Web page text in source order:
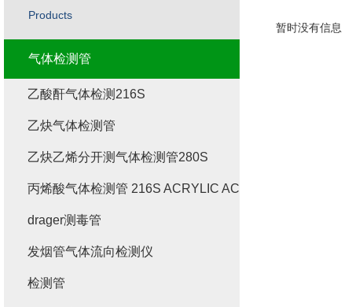
暂时没有信息
Products
气体检测管
乙酸酐气体检测216S
乙炔气体检测管
乙炔乙烯分开测气体检测管280S
丙烯酸气体检测管 216S ACRYLIC ACID
drager测毒管
发烟管气体流向检测仪
检测管